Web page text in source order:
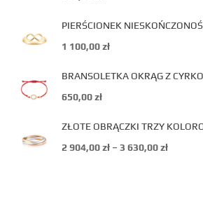
PIERŚCIONEK
1 100,00zł
BRANSOLETKA OKRĄG Z
650,00zł
ZŁOTE OBRĄCZKI TRZY
2 904,00zł – 3 630,00zł